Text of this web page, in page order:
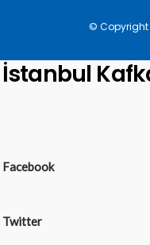
© Copyright
İstanbul
Facebook
Twitter